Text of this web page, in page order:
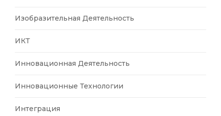
Изобразительная Деятельность
ИКТ
Инновационная Деятельность
Инновационные Технологии
Интеграция